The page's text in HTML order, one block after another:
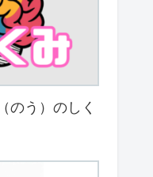
のう）のしく